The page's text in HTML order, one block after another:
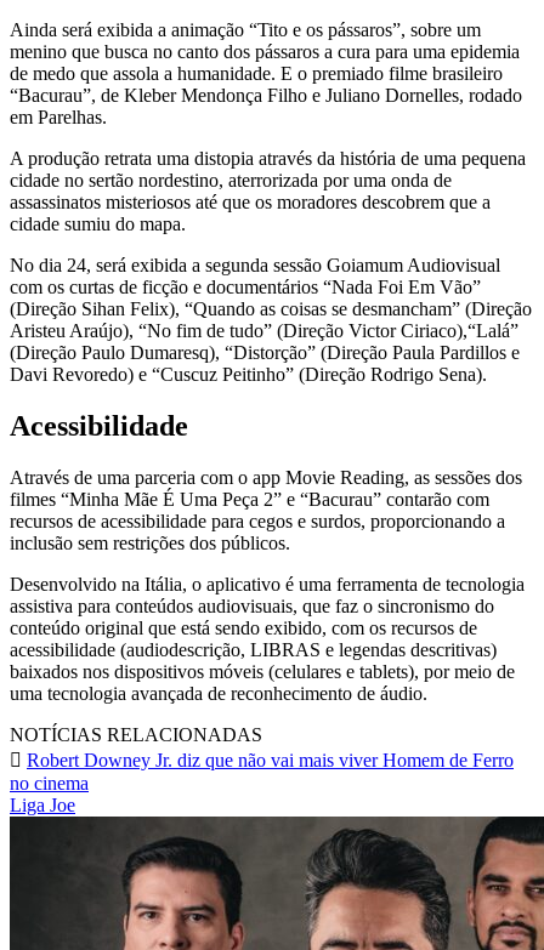
Ainda será exibida a animação “Tito e os pássaros”, sobre um
menino que busca no canto dos pássaros a cura para uma epidemia
de medo que assola a humanidade. E o premiado filme brasileiro
“Bacurau”, de Kleber Mendonça Filho e Juliano Dornelles, rodado
em Parelhas.
A produção retrata uma distopia através da história de uma pequena
cidade no sertão nordestino, aterrorizada por uma onda de
assassinatos misteriosos até que os moradores descobrem que a
cidade sumiu do mapa.
No dia 24, será exibida a segunda sessão Goiamum Audiovisual
com os curtas de ficção e documentários “Nada Foi Em Vão”
(Direção Sihan Felix), “Quando as coisas se desmancham” (Direção
Aristeu Araújo), “No fim de tudo” (Direção Victor Ciriaco),“Lalá”
(Direção Paulo Dumaresq), “Distorção” (Direção Paula Pardillos e
Davi Revoredo) e “Cuscuz Peitinho” (Direção Rodrigo Sena).
Acessibilidade
Através de uma parceria com o app Movie Reading, as sessões dos
filmes “Minha Mãe É Uma Peça 2” e “Bacurau” contarão com
recursos de acessibilidade para cegos e surdos, proporcionando a
inclusão sem restrições dos públicos.
Desenvolvido na Itália, o aplicativo é uma ferramenta de tecnologia
assistiva para conteúdos audiovisuais, que faz o sincronismo do
conteúdo original que está sendo exibido, com os recursos de
acessibilidade (audiodescrição, LIBRAS e legendas descritivas)
baixados nos dispositivos móveis (celulares e tablets), por meio de
uma tecnologia avançada de reconhecimento de áudio.
NOTÍCIAS RELACIONADAS
Robert Downey Jr. diz que não vai mais viver Homem de Ferro
no cinema
Liga Joe